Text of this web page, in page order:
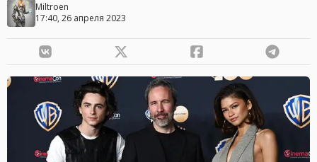
Miltroen
17:40, 26 апреля 2023